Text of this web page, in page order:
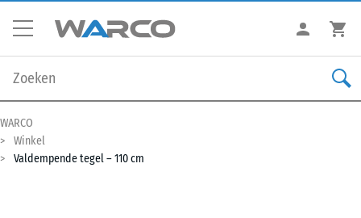
WARCO
Winkel
Valdempende tegel – 110 cm